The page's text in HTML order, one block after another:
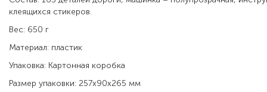
клеящихся стикеров.
Вес: 650 г
Материал: пластик
Упаковка: Картонная коробка
Размер упаковки: 257х90х265 мм